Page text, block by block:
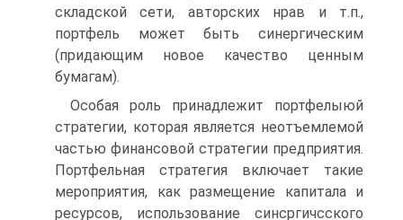
складской сети, авторских нрав и т.п.,
портфель может быть синергическим
(придающим новое каче­ство ценным
бумагам).
Особая роль принадлежит портфелыюй
стратегии, которая яв­ляется неотъемлемой
частью финансовой стратегии предприятия.
Портфельная стратегия включает такие
мероприятия, как размеще­ние капитала и
ресурсов, использование синсргичсского